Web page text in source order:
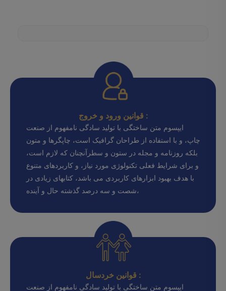
قوانین ورود و خروج :
ایپسوم متن ساختگی با تولید سادگی نامفهوم از صنعت
چاپ، و با استفاده از طراحان گرافیک است، چاپگرها و متون
بلکه روزنامه و مجله در ستون و سطرآنچنان که لازم است،
و برای شرایط فعلی تکنولوژی مورد نیاز، و کاربردهای متنوع
با هدف بهبود ابزارهای کاربردی می باشد، کتابهای زیادی در
شصت و سه درصد گذشته حال و آینده،
قوانین خردسال :
ایپسوم متن ساختگی با تولید سادگی نامفهوم از صنعت